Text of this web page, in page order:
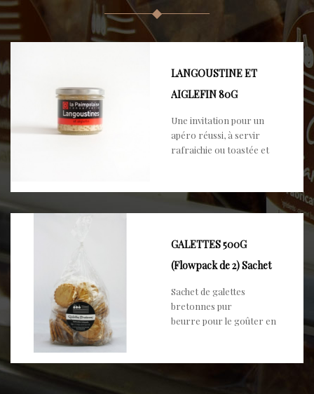
LANGOUSTINE ET
AIGLEFIN 80G
Une invitation pour un
apéro réussi, à servir
rafraichie ou toastée et
GALETTES 500G
(Flowpack de 2) Sachet
Sachet de galettes
bretonnes pur
beurre pour le goûter en